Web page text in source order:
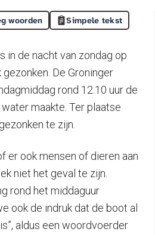
woorden Simpele tekst
in de nacht van zondag op
De Groninger
rond 12.10 uur de
maakte. Ter plaatse
te zijn.
er ook mensen of dieren aan
niet het geval te zijn.
rond het middaguur
ook de indruk dat de boot al
aldus een woordvoerder